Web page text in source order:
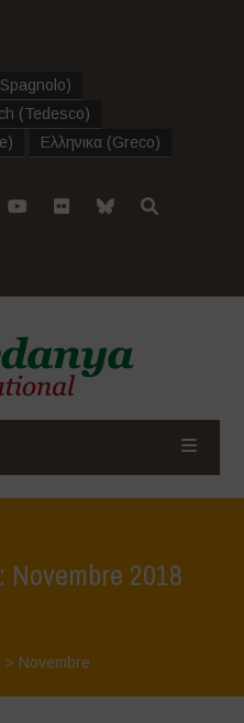
Spagnolo)
(Tedesco)
) Ελληνικα (Greco)
2018
> Novembre